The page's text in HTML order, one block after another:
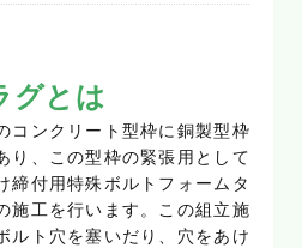
グとは
コンクリート型枠に銅製型枠
り、この型枠の緊張用として
締付用特殊ボルトフォームタ
施工を行います。この組立施
ルト穴を塞いだり、穴をあけ